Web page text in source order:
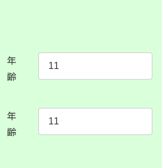
年
齢
年
齢